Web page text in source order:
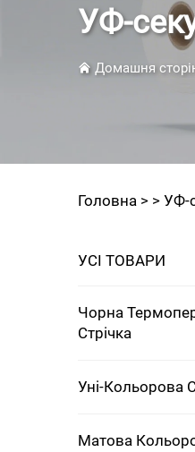
УФ-
Домашня
Головна > > УФ-
УСІ ТОВАРИ
Чорна
Стрічка
Уні-Кольорова
Матова